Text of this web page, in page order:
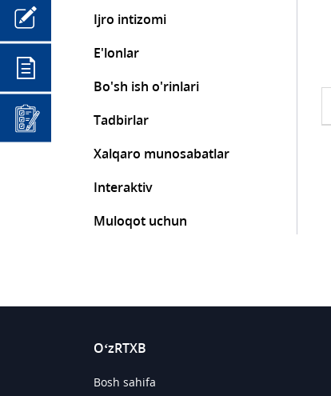
Ijro intizomi
E'lonlar
Bo'sh ish o'rinlari
Tadbirlar
Xalqaro munosabatlar
Interaktiv
Muloqot uchun
O‘zRTXB
Bosh sahifa